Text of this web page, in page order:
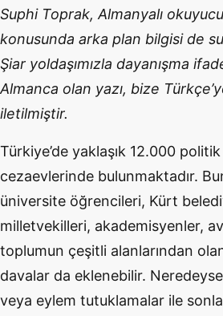
Suphi Toprak, Almanyalı
konusunda arka plan bilgisi de
Şiar yoldaşımızla dayanışma
Almanca olan yazı, bize
iletilmiştir.
Türkiye’de yaklaşık 12.000
cezaevlerinde bulunmaktadır.
üniversite öğrencileri, Kürt
milletvekilleri, akademisyenler,
toplumun çeşitli alanlarından
davalar da eklenebilir.
veya eylem tutuklamalar ile